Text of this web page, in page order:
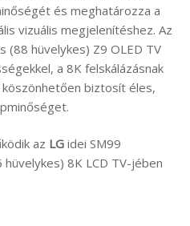
és meghatározza a
vizuális megjelenítéshez. Az
(88 hüvelykes) Z9 OLED TV
a 8K felskálázásnak
biztosít éles,
az LG idei SM99
8K LCD TV-jében